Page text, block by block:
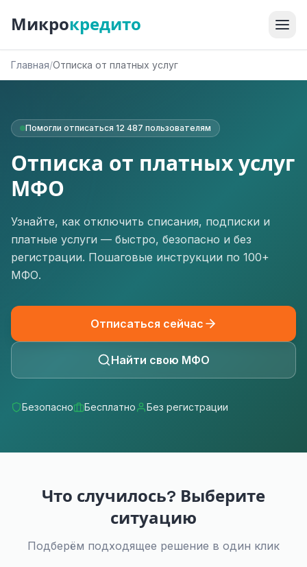
Микрокредито
Главная/Отписка от платных услуг
Помогли отписаться 12 487 пользователям
Отписка от платных услуг
МФО
Узнайте, как отключить списания, подписки и
платные услуги — быстро, безопасно и без
регистрации. Пошаговые инструкции по 100+
МФО.
Отписаться сейчас
Найти свою МФО
Безопасно Бесплатно Без регистрации
Что случилось? Выберите
ситуацию
Подберём подходящее решение в один клик